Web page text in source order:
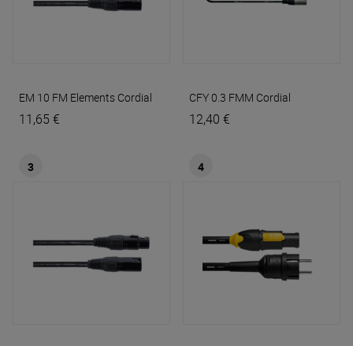
EM 10 FM Elements Cordial
11,65 €
CFY 0.3 FMM Cordial
12,40 €
3 4